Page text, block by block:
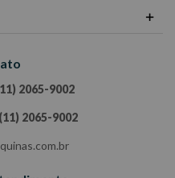
2065-9002
(11) 2065-9002